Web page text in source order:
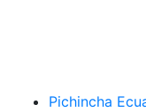
Pichincha